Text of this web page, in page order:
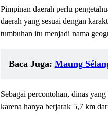
Pimpinan daerah perlu
daerah yang sesuai dengan
tumbuhan itu menjadi nama
Baca Juga: Maung
Sebagai percontohan, dinas
karena hanya berjarak 5,7 km